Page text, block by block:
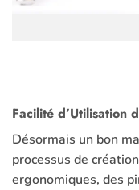
Facilité d’Utilisation
Désormais un bon
processus de
ergonomiques, des